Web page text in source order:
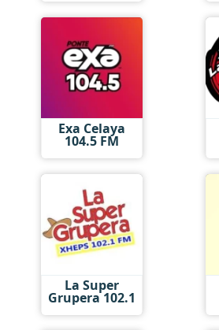
Exa Celaya
104.5 FM
La Super
Grupera 102.1